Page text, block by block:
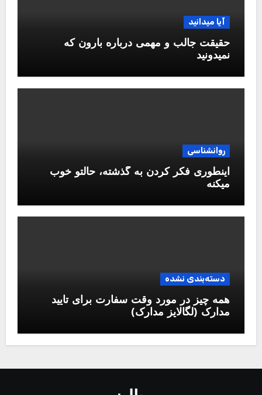
آیا میدانید
حقیقت جالب و مهمی درباره بارون که
نمیدونید
روانشناسی
اینطوری فکر کردن به گذشته، حالتو خوب
میکنه
دسته‌بندی نشده
همه چیز در مورد وقت سفارت برای تایید
مدارک (لگالایز مدارک)